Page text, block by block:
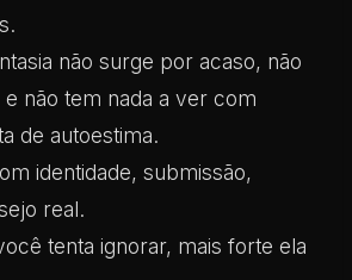
não surge por acaso, não
e não tem nada a ver com
de autoestima.
identidade, submissão,
real.
tenta ignorar, mais forte ela